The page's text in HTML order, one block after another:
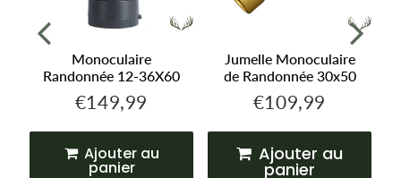
Monoculaire
Randonnée 12-36X60
Prix
€149,99
panier
Jumelle Monoculaire
de Randonnée 30x50
Prix
€109,99
Ajouter au
panier